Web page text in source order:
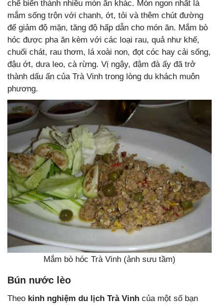
chế biến thành nhiều món ăn khác. Món ngon nhất là
mắm sống trộn với chanh, ớt, tỏi và thêm chút đường
để giảm độ mặn, tăng độ hấp dẫn cho món ăn. Mắm bò
hóc được pha ăn kèm với các loại rau, quả như khế,
chuối chát, rau thơm, lá xoài non, đọt cóc hay cải sống,
đậu ớt, dưa leo, cà rừng. Vị ngậy, đậm đà ấy đã trở
thành dấu ấn của Trà Vinh trong lòng du khách muôn
phương.
Mắm bò hóc Trà Vinh (ảnh sưu tầm)
Bún nước lèo
Theo kinh nghiệm du lịch Trà Vinh của một số bạn